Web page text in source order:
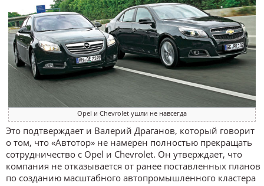
Opel и Chevrolet ушли не навсегда
Это подтверждает и Валерий Драганов, который говорит
о том, что «Автотор» не намерен полностью прекращать
сотрудничество с Opel и Chevrolet. Он утверждает, что
компания не отказывается от ранее поставленных планов
по созданию масштабного автопромышленного кластера